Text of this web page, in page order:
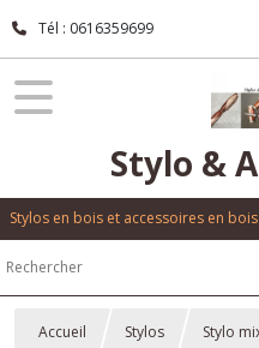
Tél : 0616359699
Stylo &
Stylos en bois et accessoires en
Accueil Stylos Stylo